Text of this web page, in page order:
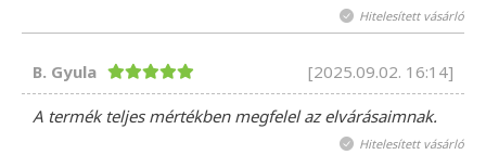
Hitelesített vásárló
B. Gyula [2025.09.02. 16:14]
A termék teljes mértékben megfelel az elvárásaimnak.
Hitelesített vásárló